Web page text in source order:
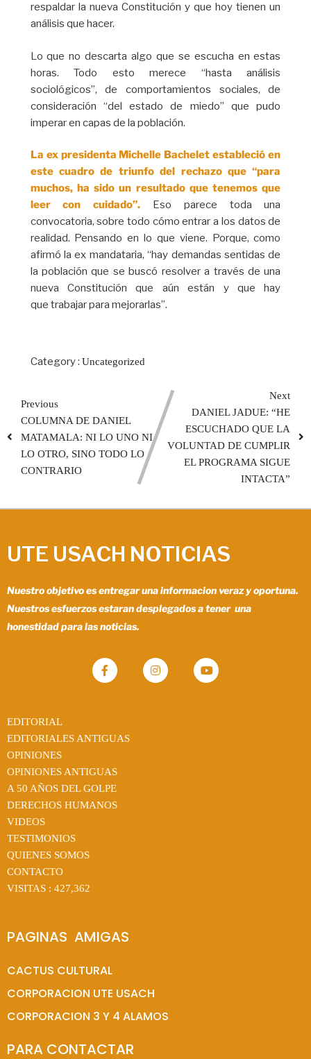
respaldar la nueva Constitución y que hoy tienen un
análisis que hacer.
Lo que no descarta algo que se escucha en estas
horas. Todo esto merece “hasta análisis
sociológicos”, de comportamientos sociales, de
consideración “del estado de miedo” que pudo
imperar en capas de la población.
La ex presidenta Michelle Bachelet estableció en
este cuadro de triunfo del rechazo que “para
muchos, ha sido un resultado que tenemos que
leer con cuidado”. Eso parece toda una
convocatoria, sobre todo cómo entrar a los datos de
realidad. Pensando en lo que viene. Porque, como
afirmó la ex mandataria, “hay demandas sentidas de
la población que se buscó resolver a través de una
nueva Constitución que aún están y que hay
que trabajar para mejorarlas”.
Category : Uncategorized
Previous
COLUMNA DE DANIEL
MATAMALA: NI LO UNO NI
LO OTRO, SINO TODO LO
CONTRARIO
Next
DANIEL JADUE: “HE
ESCUCHADO QUE LA
VOLUNTAD DE CUMPLIR
EL PROGRAMA SIGUE
INTACTA”
UTE USACH NOTICIAS
Nuestro objetivo es entregar una informacion veraz y oportuna.
Nuestros esfuerzos estaran desplegados a tener una
honestidad para las noticias.
EDITORIAL
EDITORIALES ANTIGUAS
OPINIONES
OPINIONES ANTIGUAS
A 50 AÑOS DEL GOLPE
DERECHOS HUMANOS
VIDEOS
TESTIMONIOS
QUIENES SOMOS
CONTACTO
VISITAS : 427,362
PAGINAS  AMIGAS
CACTUS CULTURAL
CORPORACION UTE USACH
CORPORACION 3 Y 4 ALAMOS
PARA CONTACTAR